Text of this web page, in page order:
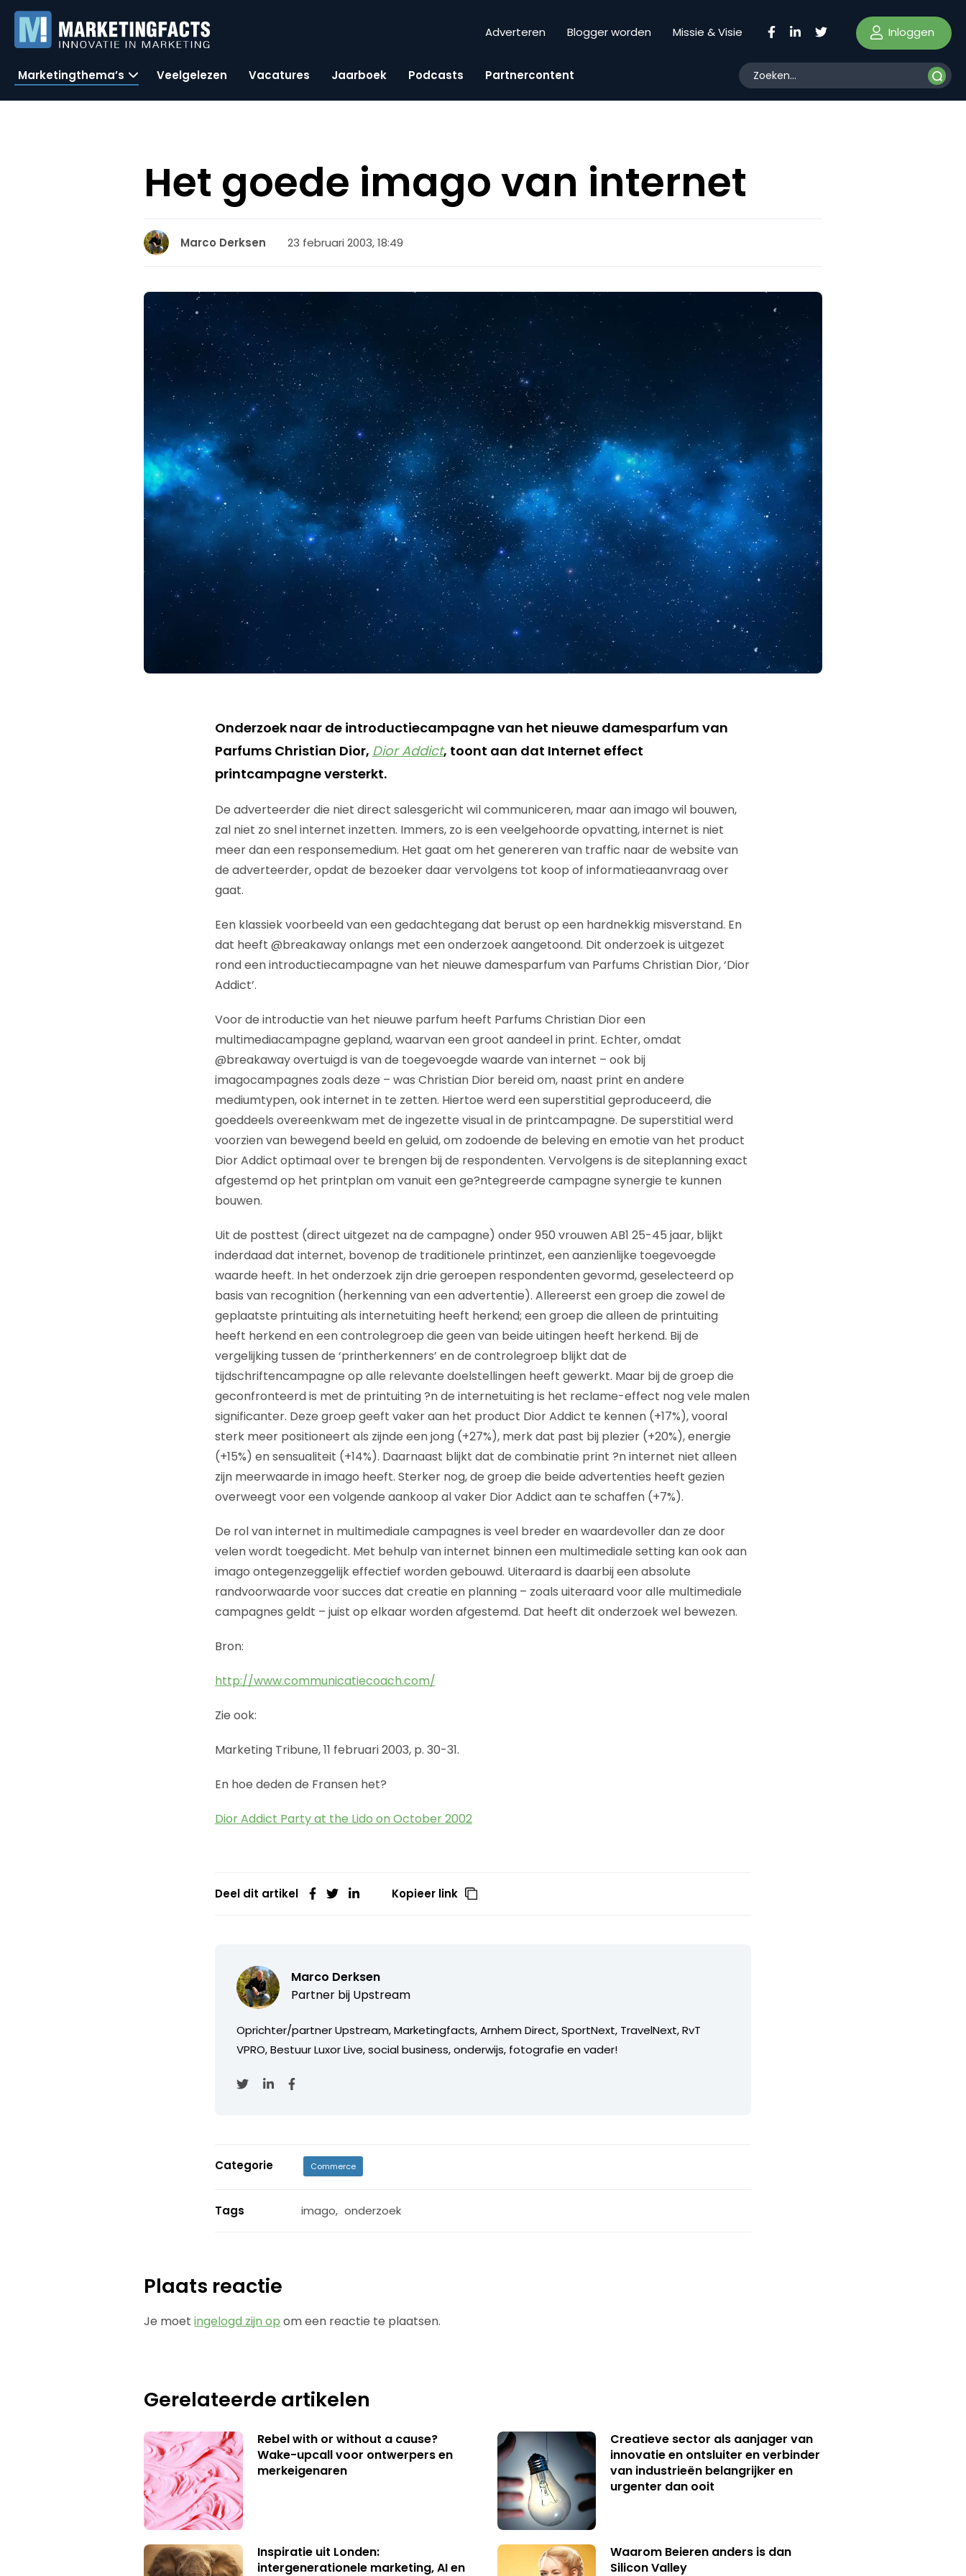
Adverteren Blogger worden Missie & Visie Inloggen
Marketingthema’s Veelgelezen Vacatures Jaarboek Podcasts Partnercontent
Het goede imago van internet
Marco Derksen 23 februari 2003, 18:49
Onderzoek naar de introductiecampagne van het nieuwe damesparfum van
Parfums Christian Dior, Dior Addict, toont aan dat Internet effect
printcampagne versterkt.
De adverteerder die niet direct salesgericht wil communiceren, maar aan imago wil bouwen,
zal niet zo snel internet inzetten. Immers, zo is een veelgehoorde opvatting, internet is niet
meer dan een responsemedium. Het gaat om het genereren van traffic naar de website van
de adverteerder, opdat de bezoeker daar vervolgens tot koop of informatieaanvraag over
gaat.
Een klassiek voorbeeld van een gedachtegang dat berust op een hardnekkig misverstand. En
dat heeft @breakaway onlangs met een onderzoek aangetoond. Dit onderzoek is uitgezet
rond een introductiecampagne van het nieuwe damesparfum van Parfums Christian Dior, ‘Dior
Addict’.
Voor de introductie van het nieuwe parfum heeft Parfums Christian Dior een
multimediacampagne gepland, waarvan een groot aandeel in print. Echter, omdat
@breakaway overtuigd is van de toegevoegde waarde van internet – ook bij
imagocampagnes zoals deze – was Christian Dior bereid om, naast print en andere
mediumtypen, ook internet in te zetten. Hiertoe werd een superstitial geproduceerd, die
goeddeels overeenkwam met de ingezette visual in de printcampagne. De superstitial werd
voorzien van bewegend beeld en geluid, om zodoende de beleving en emotie van het product
Dior Addict optimaal over te brengen bij de respondenten. Vervolgens is de siteplanning exact
afgestemd op het printplan om vanuit een ge?ntegreerde campagne synergie te kunnen
bouwen.
Uit de posttest (direct uitgezet na de campagne) onder 950 vrouwen AB1 25-45 jaar, blijkt
inderdaad dat internet, bovenop de traditionele printinzet, een aanzienlijke toegevoegde
waarde heeft. In het onderzoek zijn drie geroepen respondenten gevormd, geselecteerd op
basis van recognition (herkenning van een advertentie). Allereerst een groep die zowel de
geplaatste printuiting als internetuiting heeft herkend; een groep die alleen de printuiting
heeft herkend en een controlegroep die geen van beide uitingen heeft herkend. Bij de
vergelijking tussen de ‘printherkenners’ en de controlegroep blijkt dat de
tijdschriftencampagne op alle relevante doelstellingen heeft gewerkt. Maar bij de groep die
geconfronteerd is met de printuiting ?n de internetuiting is het reclame-effect nog vele malen
significanter. Deze groep geeft vaker aan het product Dior Addict te kennen (+17%), vooral
sterk meer positioneert als zijnde een jong (+27%), merk dat past bij plezier (+20%), energie
(+15%) en sensualiteit (+14%). Daarnaast blijkt dat de combinatie print ?n internet niet alleen
zijn meerwaarde in imago heeft. Sterker nog, de groep die beide advertenties heeft gezien
overweegt voor een volgende aankoop al vaker Dior Addict aan te schaffen (+7%).
De rol van internet in multimediale campagnes is veel breder en waardevoller dan ze door
velen wordt toegedicht. Met behulp van internet binnen een multimediale setting kan ook aan
imago ontegenzeggelijk effectief worden gebouwd. Uiteraard is daarbij een absolute
randvoorwaarde voor succes dat creatie en planning – zoals uiteraard voor alle multimediale
campagnes geldt – juist op elkaar worden afgestemd. Dat heeft dit onderzoek wel bewezen.
Bron:
http://www.communicatiecoach.com/
Zie ook:
Marketing Tribune, 11 februari 2003, p. 30-31.
En hoe deden de Fransen het?
Dior Addict Party at the Lido on October 2002
Deel dit artikel Kopieer link
Marco Derksen
Partner bij Upstream
Oprichter/partner Upstream, Marketingfacts, Arnhem Direct, SportNext, TravelNext, RvT
VPRO, Bestuur Luxor Live, social business, onderwijs, fotografie en vader!
Categorie Commerce
Tags imago, onderzoek
Plaats reactie
Je moetingelogd zijn op om een reactie te plaatsen.
Gerelateerde artikelen
Rebel with or without a cause?
Wake-upcall voor ontwerpers en
merkeigenaren
Creatieve sector als aanjager van
innovatie en ontsluiter en verbinder
van industrieën belangrijker en
urgenter dan ooit
Inspiratie uit Londen:
intergenerationele marketing, AI en
Waarom Beieren anders is dan
Silicon Valley